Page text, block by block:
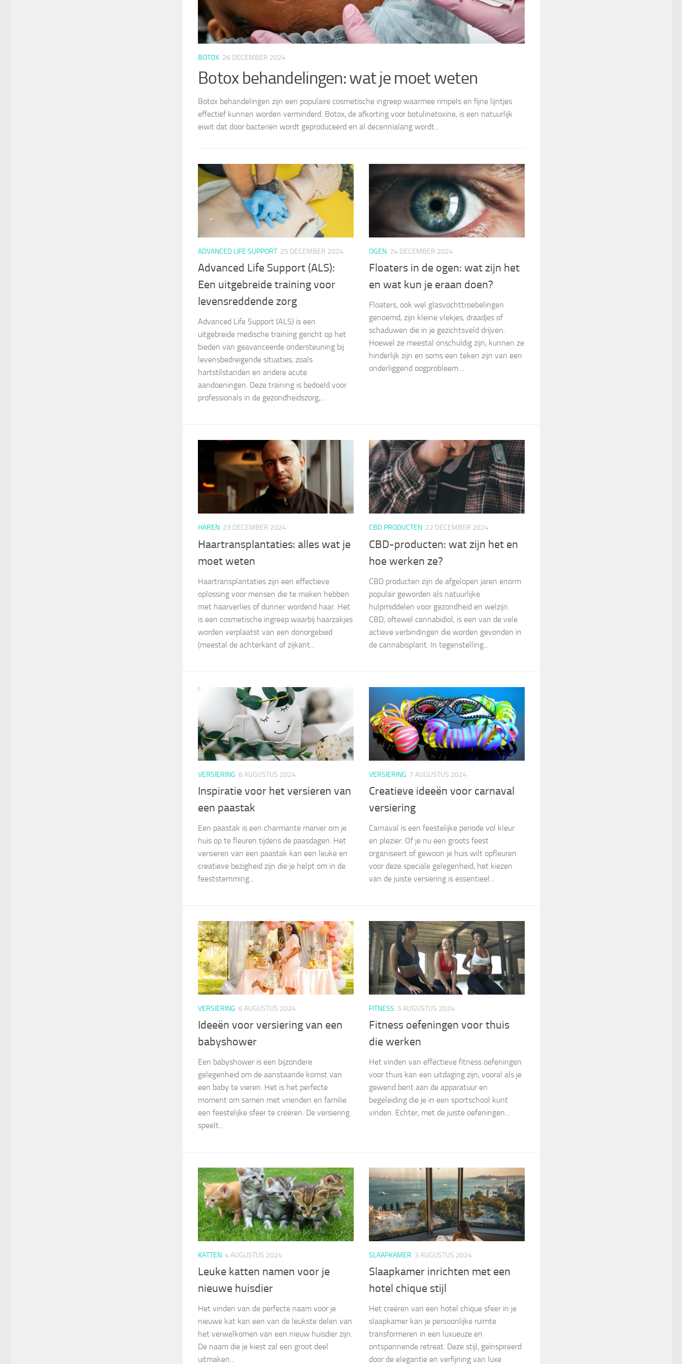
BOTOX 26 DECEMBER 2024
Botox behandelingen: wat je moet weten
Botox behandelingen zijn een populaire cosmetische ingreep waarmee rimpels en fijne lijntjes
effectief kunnen worden verminderd. Botox, de afkorting voor botulinetoxine, is een natuurlijk
eiwit dat door bacteriën wordt geproduceerd en al decennialang wordt...
ADVANCED LIFE SUPPORT 25 DECEMBER 2024
Advanced Life Support (ALS):
Een uitgebreide training voor
levensreddende zorg
Advanced Life Support (ALS) is een
uitgebreide medische training gericht op het
bieden van geavanceerde ondersteuning bij
levensbedreigende situaties, zoals
hartstilstanden en andere acute
aandoeningen. Deze training is bedoeld voor
professionals in de gezondheidszorg,...
OGEN 24 DECEMBER 2024
Floaters in de ogen: wat zijn het
en wat kun je eraan doen?
Floaters, ook wel glasvochttroebelingen
genoemd, zijn kleine vlekjes, draadjes of
schaduwen die in je gezichtsveld drijven.
Hoewel ze meestal onschuldig zijn, kunnen ze
hinderlijk zijn en soms een teken zijn van een
onderliggend oogprobleem....
HAREN 23 DECEMBER 2024
Haartransplantaties: alles wat je
moet weten
Haartransplantaties zijn een effectieve
oplossing voor mensen die te maken hebben
met haarverlies of dunner wordend haar. Het
is een cosmetische ingreep waarbij haarzakjes
worden verplaatst van een donorgebied
(meestal de achterkant of zijkant...
CBD PRODUCTEN 22 DECEMBER 2024
CBD-producten: wat zijn het en
hoe werken ze?
CBD producten zijn de afgelopen jaren enorm
populair geworden als natuurlijke
hulpmiddelen voor gezondheid en welzijn.
CBD, oftewel cannabidiol, is een van de vele
actieve verbindingen die worden gevonden in
de cannabisplant. In tegenstelling...
VERSIERING 8 AUGUSTUS 2024
Inspiratie voor het versieren van
een paastak
Een paastak is een charmante manier om je
huis op te fleuren tijdens de paasdagen. Het
versieren van een paastak kan een leuke en
creatieve bezigheid zijn die je helpt om in de
feeststemming...
VERSIERING 7 AUGUSTUS 2024
Creatieve ideeën voor carnaval
versiering
Carnaval is een feestelijke periode vol kleur
en plezier. Of je nu een groots feest
organiseert of gewoon je huis wilt opfleuren
voor deze speciale gelegenheid, het kiezen
van de juiste versiering is essentieel...
VERSIERING 6 AUGUSTUS 2024
Ideeën voor versiering van een
babyshower
Een babyshower is een bijzondere
gelegenheid om de aanstaande komst van
een baby te vieren. Het is het perfecte
moment om samen met vrienden en familie
een feestelijke sfeer te creëren. De versiering
speelt...
FITNESS 5 AUGUSTUS 2024
Fitness oefeningen voor thuis
die werken
Het vinden van effectieve fitness oefeningen
voor thuis kan een uitdaging zijn, vooral als je
gewend bent aan de apparatuur en
begeleiding die je in een sportschool kunt
vinden. Echter, met de juiste oefeningen...
KATTEN 4 AUGUSTUS 2024
Leuke katten namen voor je
nieuwe huisdier
Het vinden van de perfecte naam voor je
nieuwe kat kan een van de leukste delen van
het verwelkomen van een nieuw huisdier zijn.
De naam die je kiest zal een groot deel
uitmaken...
SLAAPKAMER 3 AUGUSTUS 2024
Slaapkamer inrichten met een
hotel chique stijl
Het creëren van een hotel chique sfeer in je
slaapkamer kan je persoonlijke ruimte
transformeren in een luxueuze en
ontspannende retreat. Deze stijl, geïnspireerd
door de elegantie en verfijning van luxe